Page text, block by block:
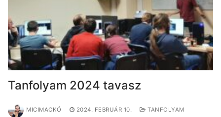
Tanfolyam 2024 tavasz
MICIMACKÓ 2024. FEBRUÁR 10. TANFOLYAM